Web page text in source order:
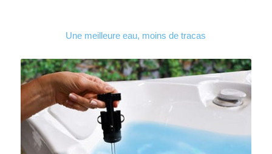
Une meilleure eau, moins de tracas